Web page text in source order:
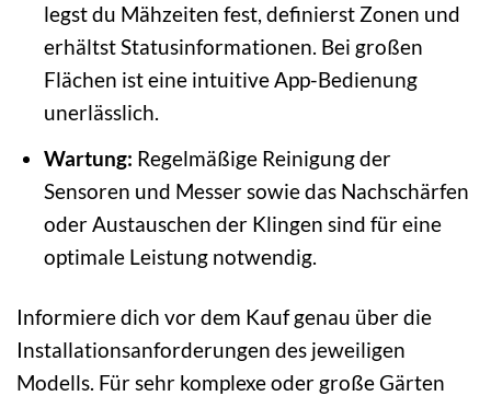
legst du Mähzeiten fest, definierst Zonen und
erhältst Statusinformationen. Bei großen
Flächen ist eine intuitive App-Bedienung
unerlässlich.
Wartung: Regelmäßige Reinigung der
Sensoren und Messer sowie das Nachschärfen
oder Austauschen der Klingen sind für eine
optimale Leistung notwendig.
Informiere dich vor dem Kauf genau über die
Installationsanforderungen des jeweiligen
Modells. Für sehr komplexe oder große Gärten